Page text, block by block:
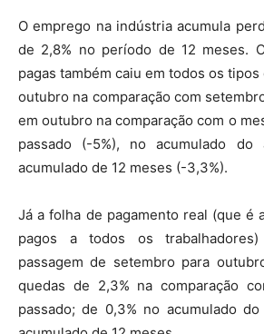
O emprego na indústria acumula
de 2,8% no período de 12 meses.
pagas também caiu em todos os tipos
outubro na comparação com
em outubro na comparação com o
passado (-5%), no acumulado
acumulado de 12 meses (-3,3%).
Já a folha de pagamento real (que é
pagos a todos os
passagem de setembro para
quedas de 2,3% na comparação
passado; de 0,3% no acumulado